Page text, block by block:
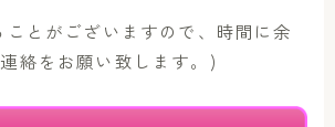
とがございますので、時間に余
絡をお願い致します。)